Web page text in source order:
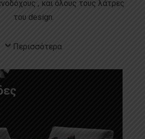
, και όλους τους λάτρες
του design.
Περισσότερα